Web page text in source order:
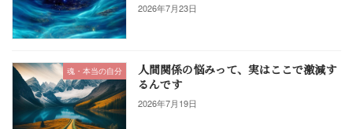
2026年7月23日
魂・本当の自分
人間関係の悩みって、実はここで激減す
るんです
2026年7月19日